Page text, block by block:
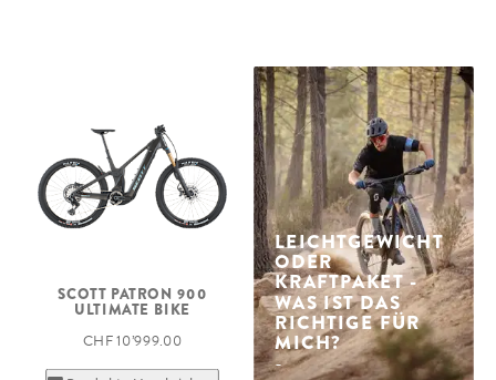
SCOTT PATRON 900
ULTIMATE BIKE
CHF 10’999.00
LEICHTGEWICHT
ODER
KRAFTPAKET -
WAS IST DAS
RICHTIGE FÜR
MICH?